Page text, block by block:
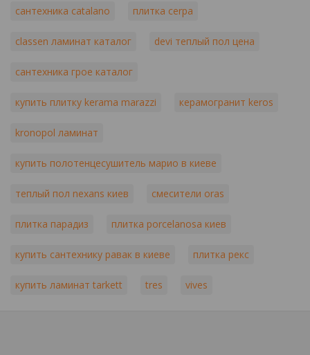
сантехника catalano плитка cerpa
classen ламинат каталог devi теплый пол цена
сантехника грое каталог
купить плитку kerama marazzi керамогранит keros
kronopol ламинат
купить полотенцесушитель марио в киеве
теплый пол nexans киев смесители oras
плитка парадиз плитка porcelanosa киев
купить сантехнику равак в киеве плитка рекс
купить ламинат tarkett tres vives